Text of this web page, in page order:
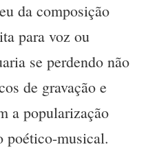
da composição
para voz ou
se perdendo não
de gravação e
a popularização
poético-musical.